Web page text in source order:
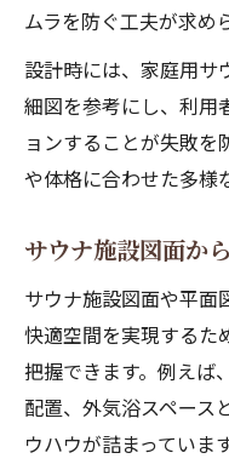
ムラを防ぐ工夫が求め
設計時には、家庭用サ
細図を参考にし、利用
ョンすることが失敗を
や体格に合わせた多様
サウナ施設図面か
サウナ施設図面や平面
快適空間を実現するた
把握できます。例えば
配置、外気浴スペース
ウハウが詰まっています